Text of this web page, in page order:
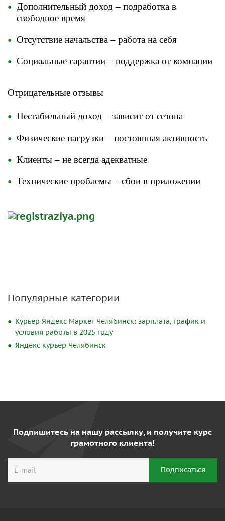
Дополнительный доход – подработка в
свободное время
Отсутствие начальства – работа на себя
Социальные гарантии – поддержка от компании
Отрицательные отзывы
Нестабильный доход – зависит от сезона
Физические нагрузки – постоянная активность
Клиенты – не всегда адекватные
Технические проблемы – сбои в приложении
Популярные категории
Курьер Яндекс Маркет Челябинск: зарплата, график и
условия работы в 2025 году
Яндекс курьер Челябинск
Подпишитесь на нашу рассылку, и получите курс
грамотного клиента!